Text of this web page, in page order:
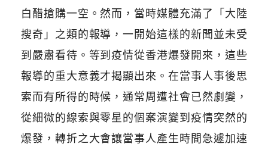
白醋搶購一空。然而，當時媒體充滿了「大陸
搜奇」之類的報導，一開始這樣的新聞並未受
到嚴肅看待。等到疫情從香港爆發開來，這些
報導的重大意義才揭顯出來。在當事人事後思
索而有所得的時候，通常周遭社會已然劇變，
從細微的線索與零星的個案演變到疫情突然的
爆發，轉折之大會讓當事人產生時間急遽加速